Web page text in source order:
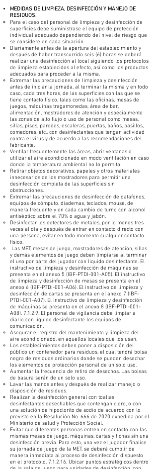
MEDIDAS DE LIMPIEZA, DESINFECCIÓN Y MANEJO DE
RESIDUOS.
Para el caso del personal de limpieza y desinfección de
superficies debe suministrase el equipo de protección
individual adecuado dependiendo del nivel de riesgo que
se considere en cada situación.
Diariamente antes de la apertura del establecimiento y
después de haber transcurrido seis (6) horas se deberá
realizar una desinfección al local siguiendo los protocolos
de limpieza establecidos al efecto, así como los productos
adecuados para proceder a la misma.
Extremar las precauciones de limpieza y desinfección
antes de iniciar la jornada, al terminar la misma y en todo
caso, cada tres horas, de las superficies con las que se
tiene contacto físico, tales como las oficinas, mesas de
juegos, máquinas tragamonedas, área de bar,
alimentación, mostradores de atención y especialmente
las zonas de alto flujo o uso de personal como mesas,
sillas, pisos, paredes, escaleras, puertas, baños, pasillos,
comedores, etc., con desinfectantes que tengan actividad
contra el virus y de acuerdo a las recomendaciones del
fabricante.
Ventilar frecuentemente las áreas, abrir ventanas o
utilizar el aire acondicionado en modo ventilación en caso
donde la temperatura ambiental no lo permita.
Retirar objetos decorativos, papeles y otros materiales
innecesarios de los mostradores para permitir una
desinfección completa de las superficies sin
obstrucciones.
Extremar las precauciones de desinfección de datafonos,
equipos de cómputo, diademas, teclados, mouse, de
manera frecuente y en cada cambio de turno con alcohol
antiséptico sobre el 70% o agua y jabón.
Desinfectar los detectores de metales, por lo menos tres
veces al día y después de entrar en contacto directo con
una persona, evitar en todo momento cualquier contacto
físico.
Las MET, mesas de juego, mostradores de atención, sillas
y demás elementos de juego deben limpiarse al terminar
el uso por parte del jugador con liquido desinfectante. El
instructivo de limpieza y desinfección de máquinas se
presenta en el anexo 5 (IBF-PTDI-001-A05). El instructivo
de limpieza y desinfección de mesas se presenta en el
anexo 6 (IBF-PTDI-001-A06). El instructivo de limpieza y
desinfección de cartas se presenta en el anexo 7 (IBF-
PTDI-001-A07). El instructivo de limpieza y desinfección
de máquinas se presenta en el anexo 8 (IBF-PTDI-001-
A08). 7.1.2.9. El personal de vigilancia debe limpiar a
diario con líquido desinfectante los equipos de
comunicación.
Asegurar el registro del mantenimiento y limpieza del
aire acondicionado, en aquellos locales que los usan.
Los establecimientos deben poner a disposición del
público un contenedor para residuos, el cual tendrá bolsa
negra de residuos ordinarios donde se pueden desechar
los elementos de protección personal de un solo uso.
Aumentar la frecuencia de retiro de desechos. Las bolsas
de basura serán de un solo uso.
Lavar las manos antes y después de realizar manejo o
disposición de residuos.
Realizar la desinfección general con toallas
desinfectantes desechables que contengan cloro, o con
una solución de hipoclorito de sodio de acuerdo con lo
previsto en la Resolución No. 666 de 2020 expedida por el
Ministerio de salud y Protección Social.
Evitar que diferentes personas entren en contacto con las
mismas mesas de juego, máquinas, cartas y fichas sin una
desinfección previa. Para esto, una vez el jugador finalice
su jornada de juego de la MET, se deberá cumplir de
manera inmediata al proceso de desinfección dispuesto
en el protocolo. 7.1.2.16. Ubicar puntos estratégicos dentro